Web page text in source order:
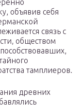
объявив себя
связь с
обществом
тамплиеров.
древних